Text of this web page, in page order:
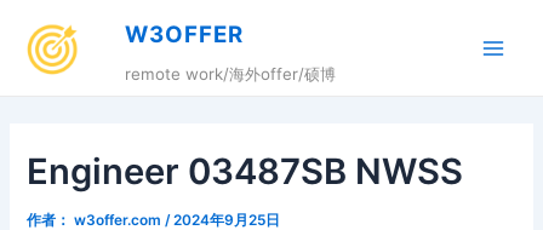
W3OFFER
remote work/海外offer/硕博
Engineer 03487SB NWSS
作者： w3offer.com /2024年9月25日